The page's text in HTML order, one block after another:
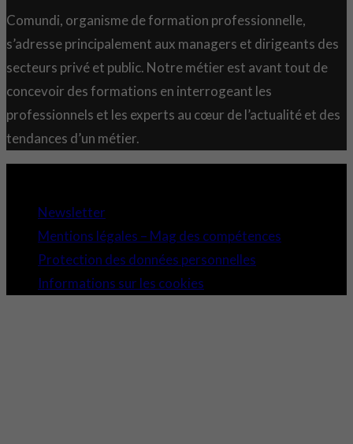
Comundi, organisme de formation professionnelle,
s’adresse principalement aux managers et dirigeants des
secteurs privé et public. Notre métier est avant tout de
concevoir des formations en interrogeant les
professionnels et les experts au cœur de l’actualité et des
tendances d’un métier.
Newsletter
Mentions légales – Mag des compétences
Protection des données personnelles
Informations sur les cookies